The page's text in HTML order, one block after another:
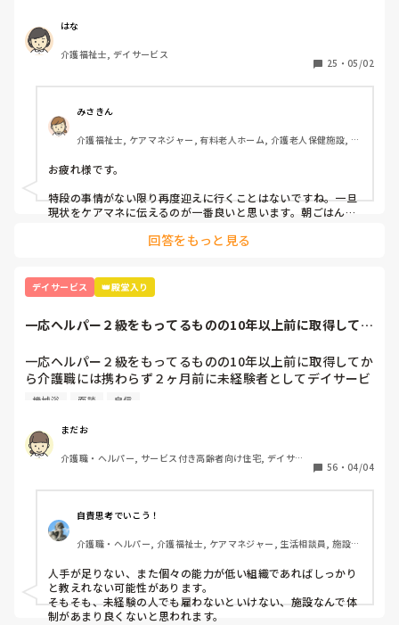
あります。一人暮らしで、隣に家族様が住んでいますが、な
かなか協力をしていただけません。
デイサービス勤務の方、再度迎えに行ったりすることはあり
このような場合、どう対処したらいいでしょうか。アドバイ
スがあれば、教えていただきたいです。
はな
介護福祉士, デイサービス
25 ・ 05/02
みさきん
介護福祉士, ケアマネジャー, 有料老人ホーム, 介護老人保健施設, グ
お疲れ様です。
特段の事情がない限り再度迎えに行くことはないですね。一旦
現状をケアマネに伝えるのが一番良いと思います。朝ごはんや
回答をもっと見る
デイサービス 👑殿堂入り
一応ヘルパー２級をもってるものの10年以上前に取得してか
一応ヘルパー２級をもってるものの10年以上前に取得してか
ら介護職には携わらず２ヶ月前に未経験者としてデイサービ
スで勤めてます。
面談の時は『徐々に覚えてくれれば良いって言われ１年後く
らいに入浴介助をしてもらいます』って言われましたが、現
実は人がいないとゆぅ～事で１ヶ月前から入浴介助をしてま
一度付きっきりで指導を受けた後は２週空いてから、時々手
伝って貰いながらの入浴介助を２回やって４回目からは1人
でやってます。
でも初めて介助する方もいるので、その方の特徴とかを聞い
てメモり、それを見て２回大浴介助をしました。
誘導、着脱全て1人です。
８人くらいを２時間弱でこなします。
それだけでも大変なのに、再来週からは個浴か機械浴を頼ま
機械浴 面談 自信
まだお
介護職・ヘルパー, サービス付き高齢者向け住宅, デイサー
56 ・ 04/04
自責思考でいこう！
介護職・ヘルパー, 介護福祉士, ケアマネジャー, 生活相談員, 施設
人手が足りない、また個々の能力が低い組織であればしっかり
と教えれない可能性があります。
そもそも、未経験の人でも雇わないといけない、施設なんで体
制があまり良くないと思われます。